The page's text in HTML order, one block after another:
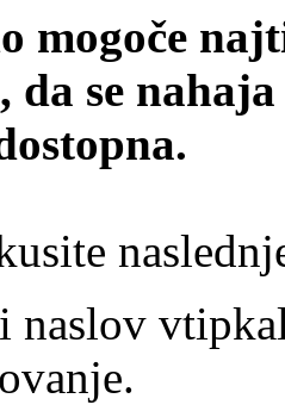
mogoče
da se
naslov